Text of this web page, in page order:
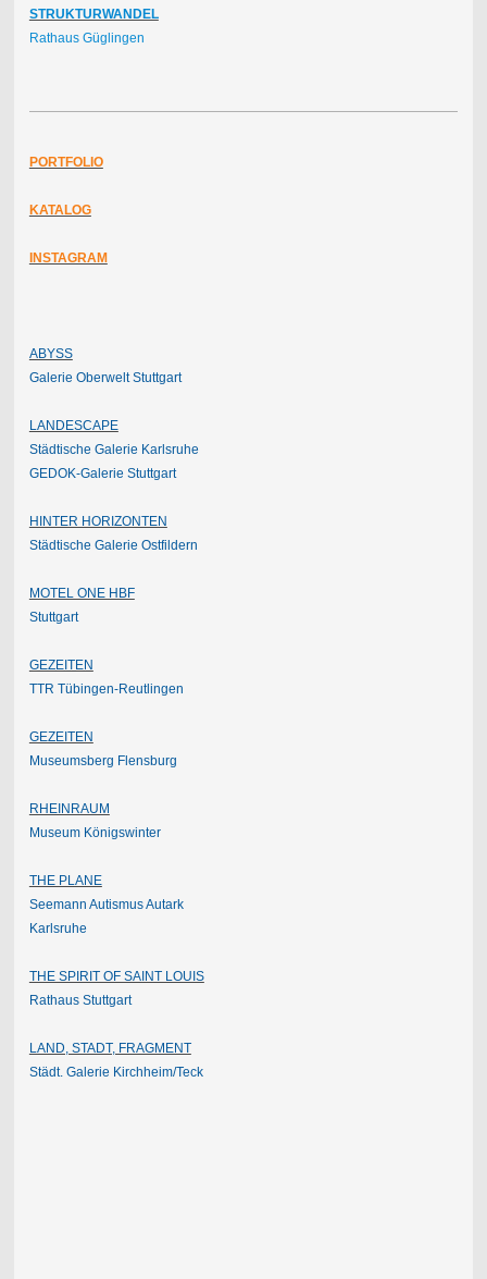
STRUKTURWANDEL
Rathaus Güglingen
PORTFOLIO
KATALOG
INSTAGRAM
ABYSS
Galerie Oberwelt Stuttgart
LANDESCAPE
Städtische Galerie Karlsruhe
GEDOK-Galerie Stuttgart
HINTER HORIZONTEN
Städtische Galerie Ostfildern
MOTEL ONE HBF
Stuttgart
GEZEITEN
TTR Tübingen-Reutlingen
GEZEITEN
Museumsberg Flensburg
RHEINRAUM
Museum Königswinter
THE PLANE
Seemann Autismus Autark
Karlsruhe
THE SPIRIT OF SAINT LOUIS
Rathaus Stuttgart
LAND, STADT, FRAGMENT
Städt. Galerie Kirchheim/Teck